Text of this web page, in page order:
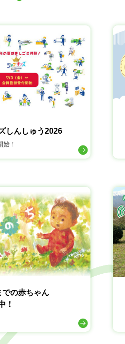
しんしゅう2026
始！
での赤ちゃん
！